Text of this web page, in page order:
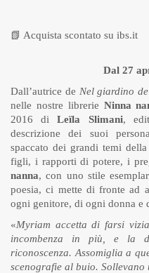
📗 Acquista scontato su ibs.it
Dal 27
Dall’autrice de Nel giardino
nelle nostre librerie Ninna
2016 diLeïla Slimani,
descrizione dei suoi
spaccato dei grandi temi
figli, i rapporti di potere, i
nanna, con uno stile
poesia, ci mette di fronte ad
ogni genitore, di ogni donna e
«Myriam accetta di farsi
incombenza in più, e la
riconoscenza. Assomiglia a
scenografie al buio.